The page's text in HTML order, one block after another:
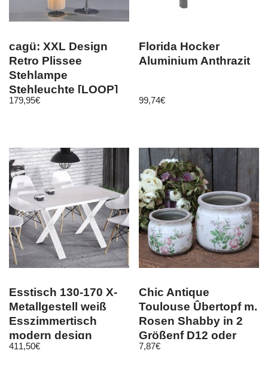
cagü: XXL Design
Retro Plissee
Stehlampe
Stehleuchte [LOOP]
Weiß Rund 200cm,
179,95€
Florida Hocker
Aluminium Anthrazit
99,74€
Esstisch 130-170 X-
Metallgestell weiß
Esszimmertisch
modern design
ausziehbar
411,50€
Chic Antique
Toulouse Ûbertopf m.
Rosen Shabby in 2
Größenf D12 oder
D15 Pflanz
7,87€